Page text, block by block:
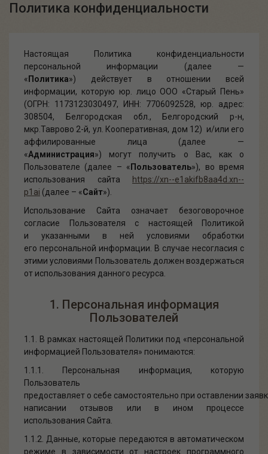
Политика конфиденциальности
Настоящая Политика конфиденциальности
персональной информации (далее —
« Политика») действует в отношении всей
информации, которую юр. лицо ООО «Старый Пень»
(ОГРН: 1173123030497, ИНН: 7706092528, юр. адрес:
308504, Белгородская обл., Белгородский р-н,
мкр.Таврово 2-й, ул. Кооперативная, дом 12) и/или его
аффилированные лица (далее —
«Администрация») могут получить о Вас, как о
Пользователе (далее – « Пользователь»), во время
использования сайта
https://xn--e1akifb8aa4d.xn--
p1ai (далее – «Сайт»).
Использование Сайта означает безоговорочное
согласие Пользователя с настоящей Политикой
и указанными в ней условиями обработки
его персональной информации. В случае несогласия с
этими условиями Пользователь должен воздержаться
от использования данного ресурса.
1. Персональная информация
Пользователей
1.1. В рамках настоящей Политики под «персональной
информацией Пользователя» понимаются:
1.1.1. Персональная информация, которую
Пользователь
предоставляет о себе самостоятельно при оставлении
написании отзывов или в ином процессе
использования Сайта.
1.1.2. Данные, которые передаются в автоматическом
режиме в зависимости от настроек программного